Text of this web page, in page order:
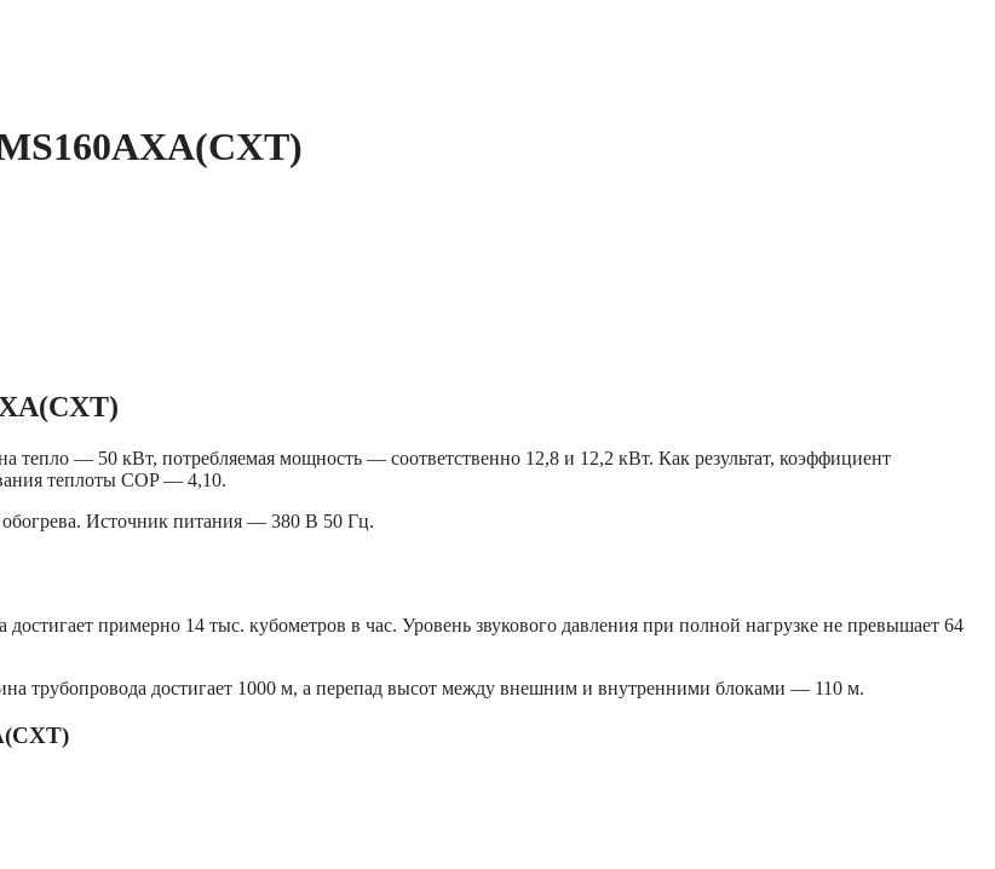
тепло — 50 кВт, потребляемая мощность — соответственно 12,8 и 12,2 кВт. Как результат, коэффициент
теплоты COP — 4,10.
Источник питания — 380 В 50 Гц.
примерно 14 тыс. кубометров в час. Уровень звукового давления при полной нагрузке не превышает 64
трубопровода достигает 1000 м, а перепад высот между внешним и внутренними блоками — 110 м.